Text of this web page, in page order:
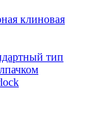
клиновая
тип